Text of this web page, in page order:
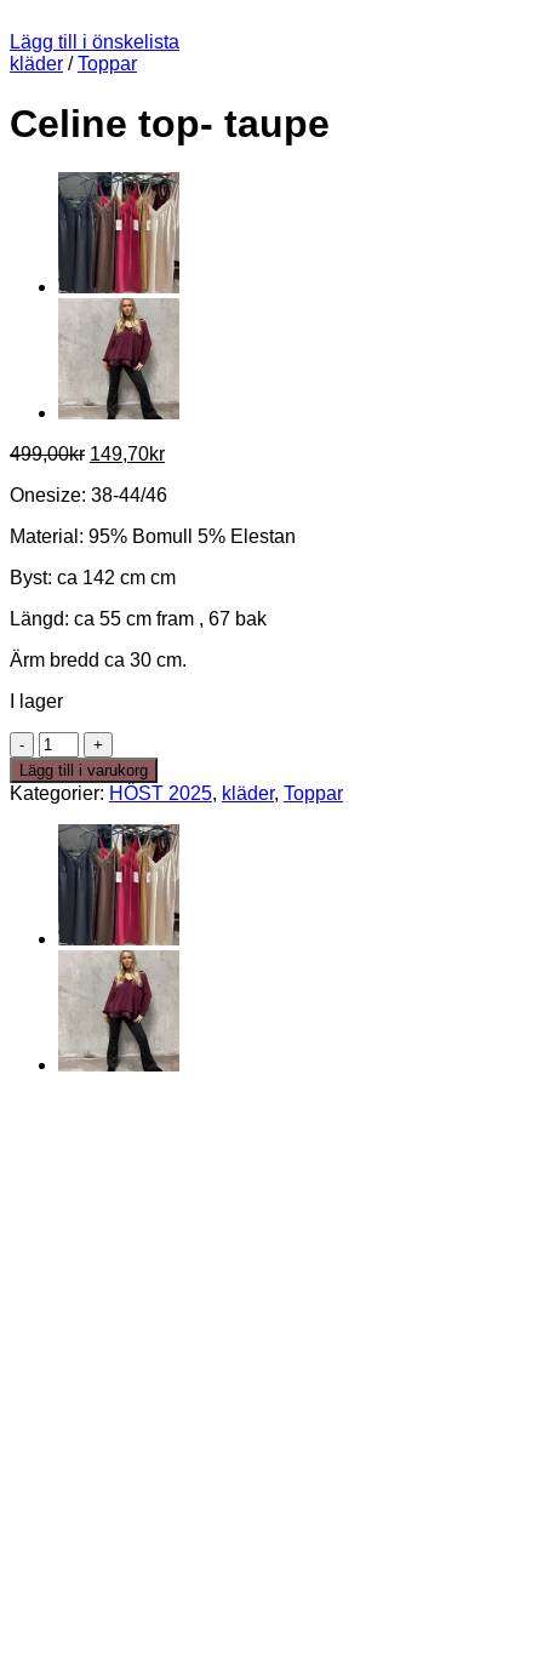
Lägg till i önskelista
kläder / Toppar
Celine top- taupe
499,00kr Det
priset
499,00kr.
149,70krDet
priset
149,70kr.
Onesize: 38-44/46
Material: 95% Bomull 5% Elestan
Byst: ca 142 cm cm
Längd: ca 55 cm fram , 67 bak
Ärm bredd ca 30 cm.
I lager
Celine
top-
taupe
mängd
Lägg till i varukorg
Kategorier: HÖST 2025, kläder, Toppar